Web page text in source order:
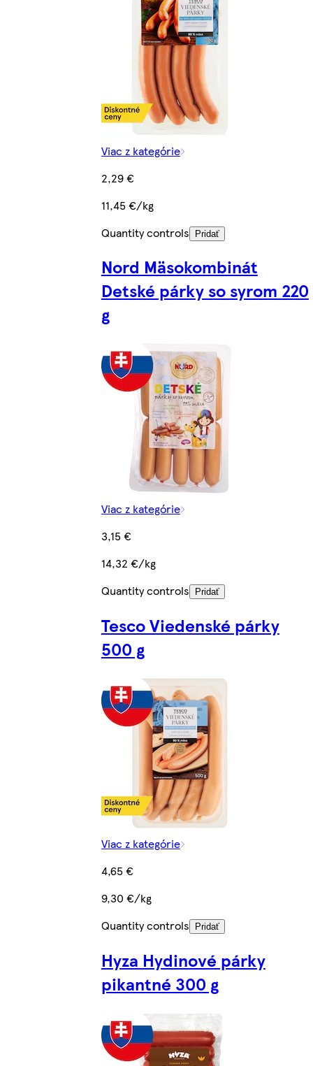
Viac z kategórie
2,29 €
11,45 €/kg
Quantity controls
Pridať
Nord Mäsokombinát
Detské párky so syrom 220
g
Viac z kategórie
3,15 €
14,32 €/kg
Quantity controls
Pridať
Tesco Viedenské párky
500 g
Viac z kategórie
4,65 €
9,30 €/kg
Quantity controls
Pridať
Hyza Hydinové párky
pikantné 300 g